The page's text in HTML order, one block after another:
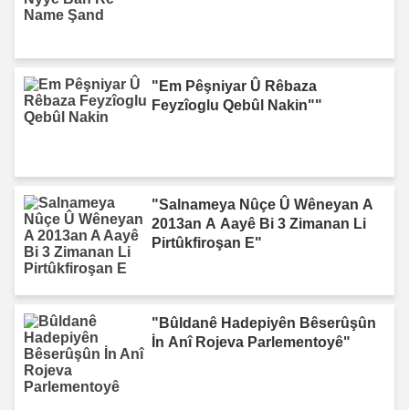
"Em Pêşniyar Û Rêbaza
Feyzîoglu Qebûl Nakin""
"Salnameya Nûçe Û Wêneyan A
2013an A Aayê Bi 3 Zimanan Li
Pirtûkfiroşan E"
"Bûldanê Hadepiyên Bêserûşûn
İn Anî Rojeva Parlementoyê"